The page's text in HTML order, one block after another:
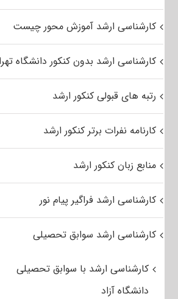
کارشناسی ارشد آموزش محور چیست
کارشناسی ارشد بدون کنکور دانشگاه
رتبه های قبولی کنکور ارشد
کارنامه نفرات برتر کنکور ارشد
منابع زبان کنکور ارشد
کارشناسی ارشد فراگیر پیام نور
کارشناسی ارشد سوابق تحصیلی
کارشناسی ارشد با سوابق تحصیلی
دانشگاه آزاد